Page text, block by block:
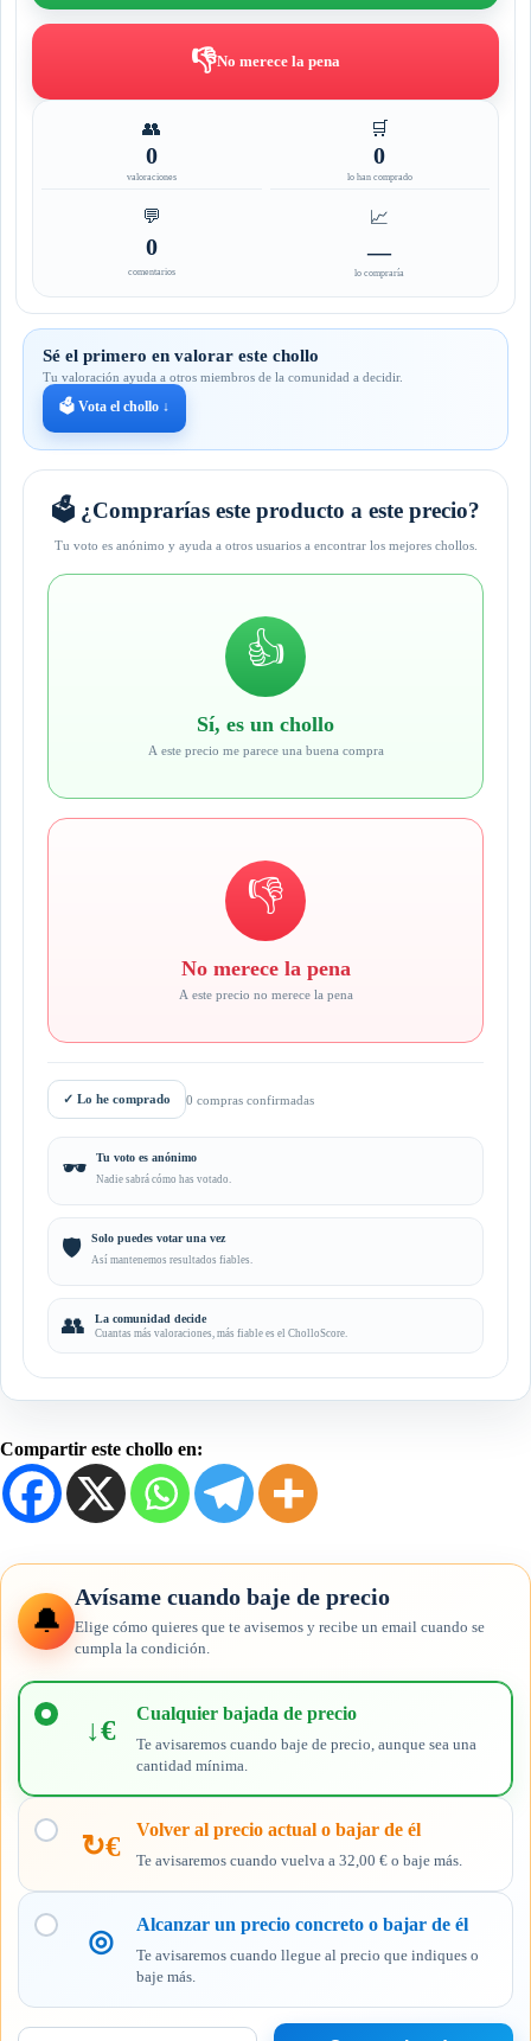
👎No merece la pena
👥
0
valoraciones
🛒
0
lo han comprado
💬
0
comentarios
📈
—
lo compraría
Sé el primero en valorar este chollo
Tu valoración ayuda a otros miembros de la comunidad a decidir.
🗳️ Vota el chollo ↓
🗳️ ¿Comprarías este producto a este precio?
Tu voto es anónimo y ayuda a otros usuarios a encontrar los mejores chollos.
👍
Sí, es un chollo
A este precio me parece una buena compra
👎
No merece la pena
A este precio no merece la pena
✓ Lo he comprado 0 compras confirmadas
🕶️ Tu voto es anónimo
Nadie sabrá cómo has votado.
🛡️ Solo puedes votar una vez
Así mantenemos resultados fiables.
👥 La comunidad decide
Cuantas más valoraciones, más fiable es el CholloScore.
Compartir este chollo en:
🔔
Avísame cuando baje de precio
Elige cómo quieres que te avisemos y recibe un email cuando se
cumpla la condición.
Elige
cuándo
quieres
aviso
↓€
Cualquier bajada de precio
Te avisaremos cuando baje de precio, aunque sea una
cantidad mínima.
↻€
Volver al precio actual o bajar de él
Te avisaremos cuando vuelva a 32,00 € o baje más.
◎
Alcanzar un precio concreto o bajar de él
Te avisaremos cuando llegue al precio que indiques o
baje más.